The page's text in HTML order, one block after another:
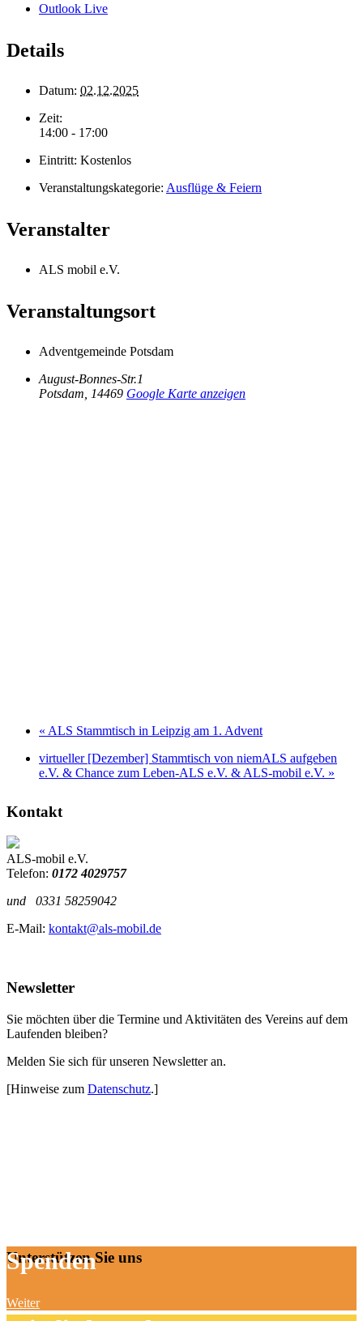
Outlook Live
Details
Datum: 02.12.2025
Zeit:
14:00 - 17:00
Eintritt: Kostenlos
Veranstaltungskategorie: Ausflüge & Feiern
Veranstalter
ALS mobil e.V.
Veranstaltungsort
Adventgemeinde Potsdam
August-Bonnes-Str.1
Potsdam
14469 Google Karte anzeigen
« ALS Stammtisch in Leipzig am 1. Advent
virtueller [Dezember] Stammtisch von niemALS aufgeben
e.V. & Chance zum Leben-ALS e.V. & ALS-mobil e.V. »
Kontakt
ALS-mobil e.V.
Telefon: 0172 4029757
und 0331 58259042
E-Mail: kontakt@als-mobil.de
Newsletter
Sie möchten über die Termine und Aktivitäten des Vereins auf dem
Laufenden bleiben?
Melden Sie sich für unseren Newsletter an.
[Hinweise zum Datenschutz.]
Unterstützen Sie uns
Spenden
Weiter